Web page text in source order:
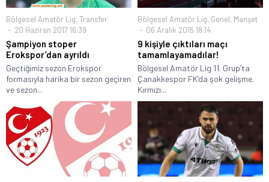
Bölgesel Amatör Lig, Transfer
20 Haziran 2017 16:39
Şampiyon stoper
Erokspor’dan ayrıldı
Geçtiğimiz sezon Erokspor
formasıyla harika bir sezon geçiren
ve sezon...
Bölgesel Amatör Lig, Genel, Manşet
06 Aralık 2015 18:14
9 kişiyle çıktıları maçı
tamamlayamadılar!
Bölgesel Amatör Lig 11. Grup’ta
Çanakkespor FK’da şok gelişme.
Kırmızı...